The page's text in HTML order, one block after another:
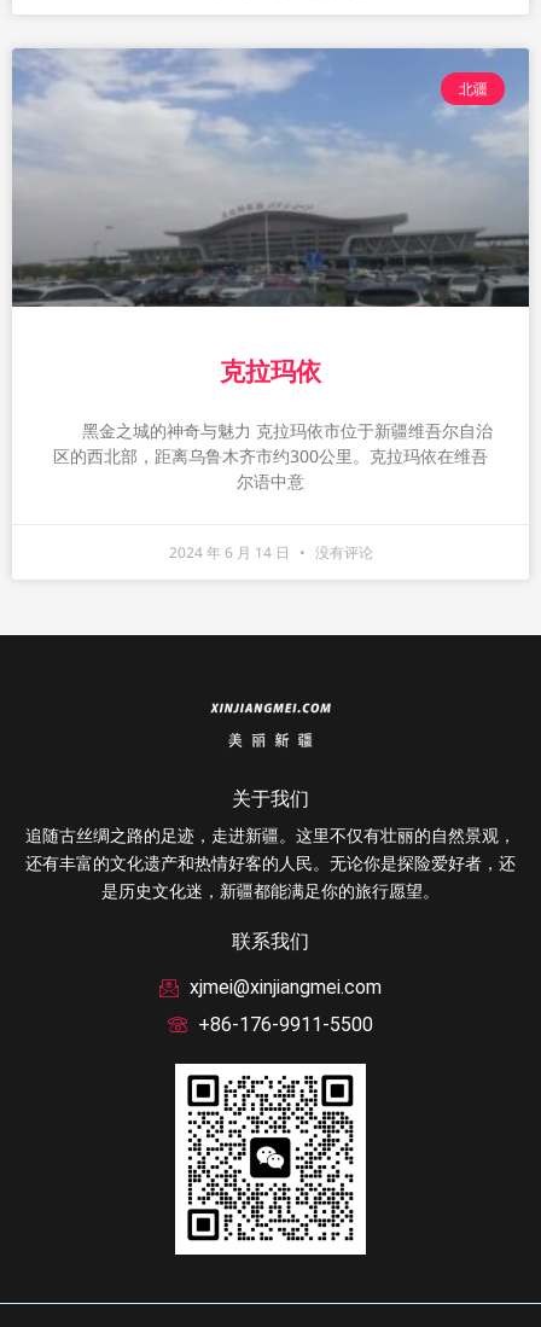
北疆
克拉玛依
黑金之城的神奇与魅力 克拉玛依市位于新疆维吾尔自治
区的西北部，距离乌鲁木齐市约300公里。克拉玛依在维吾
尔语中意
2024 年 6 月 14 日 没有评论
关于我们
追随古丝绸之路的足迹，走进新疆。这里不仅有壮丽的自然景观，
还有丰富的文化遗产和热情好客的人民。无论你是探险爱好者，还
是历史文化迷，新疆都能满足你的旅行愿望。
联系我们
xjmei@xinjiangmei.com
+86-176-9911-5500